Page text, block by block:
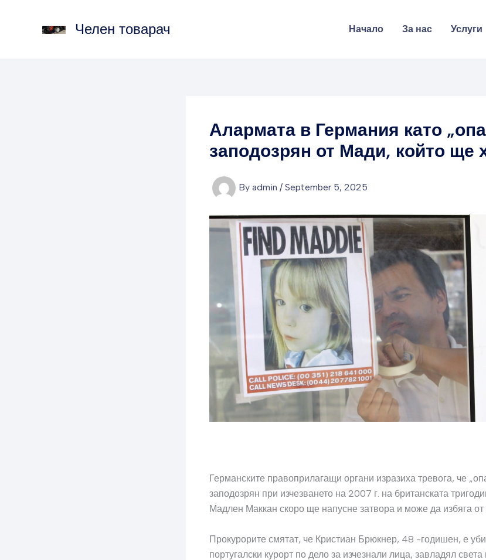
Челен товарач Начало За нас Услуги
Алармата в Германия като
заподозрян от Мади, който ще
By admin / September 5, 2025
Германските правоприлагащи органи изразиха тревога, че
заподозрян при изчезването на 2007 г. на британската
Мадлен Маккан скоро ще напусне затвора и може да избяга от
Прокурорите смятат, че Кристиан Брюкнер, 48 -годишен, е
португалски курорт по дело за изчезнали лица, завладял